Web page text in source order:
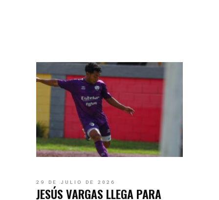
29 DE JULIO DE 2026
JESÚS VARGAS LLEGA PARA